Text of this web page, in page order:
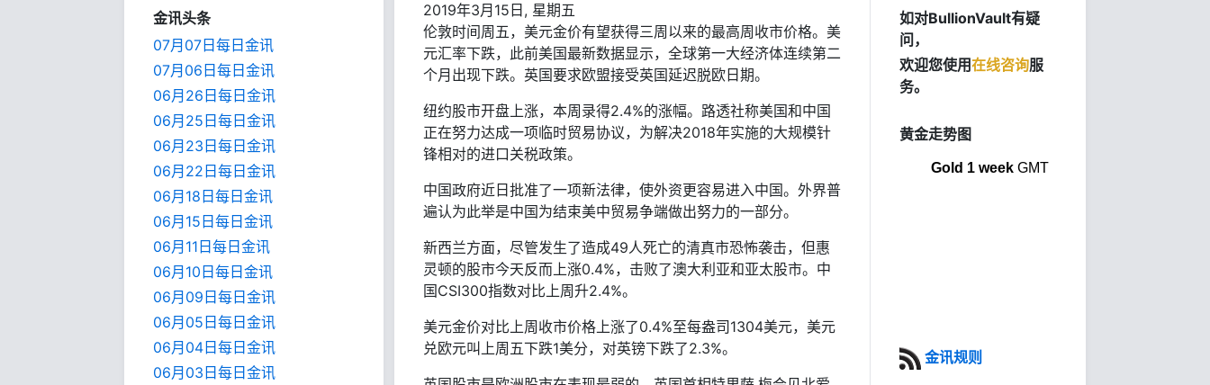
金讯头条
07月07日每日金讯
07月06日每日金讯
06月26日每日金讯
06月25日每日金讯
06月23日每日金讯
06月22日每日金讯
06月18日每日金讯
06月15日每日金讯
06月11日每日金讯
06月10日每日金讯
06月09日每日金讯
06月05日每日金讯
06月04日每日金讯
06月03日每日金讯
2019年3月15日, 星期五
伦敦时间周五，美元金价有望获得三周以来的最高周收市价格。美
元汇率下跌，此前美国最新数据显示，全球第一大经济体连续第二
个月出现下跌。英国要求欧盟接受英国延迟脱欧日期。
纽约股市开盘上涨，本周录得2.4%的涨幅。路透社称美国和中国
正在努力达成一项临时贸易协议，为解决2018年实施的大规模针
锋相对的进口关税政策。
中国政府近日批准了一项新法律，使外资更容易进入中国。外界普
遍认为此举是中国为结束美中贸易争端做出努力的一部分。
新西兰方面，尽管发生了造成49人死亡的清真市恐怖袭击，但惠
灵顿的股市今天反而上涨0.4%，击败了澳大利亚和亚太股市。中
国CSI300指数对比上周升2.4%。
美元金价对比上周收市价格上涨了0.4%至每盎司1304美元，美元
兑欧元叫上周五下跌1美分，对英镑下跌了2.3%。
如对BullionVault有疑
问，
欢迎您使用在线咨询服
务。
黄金走势图
Gold 1 weekGMT
金讯规则